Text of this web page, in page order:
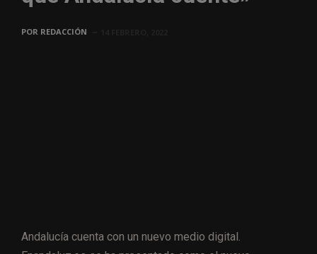
POR REDACCIÓN
Andalucía cuenta con un nuevo medio digital.